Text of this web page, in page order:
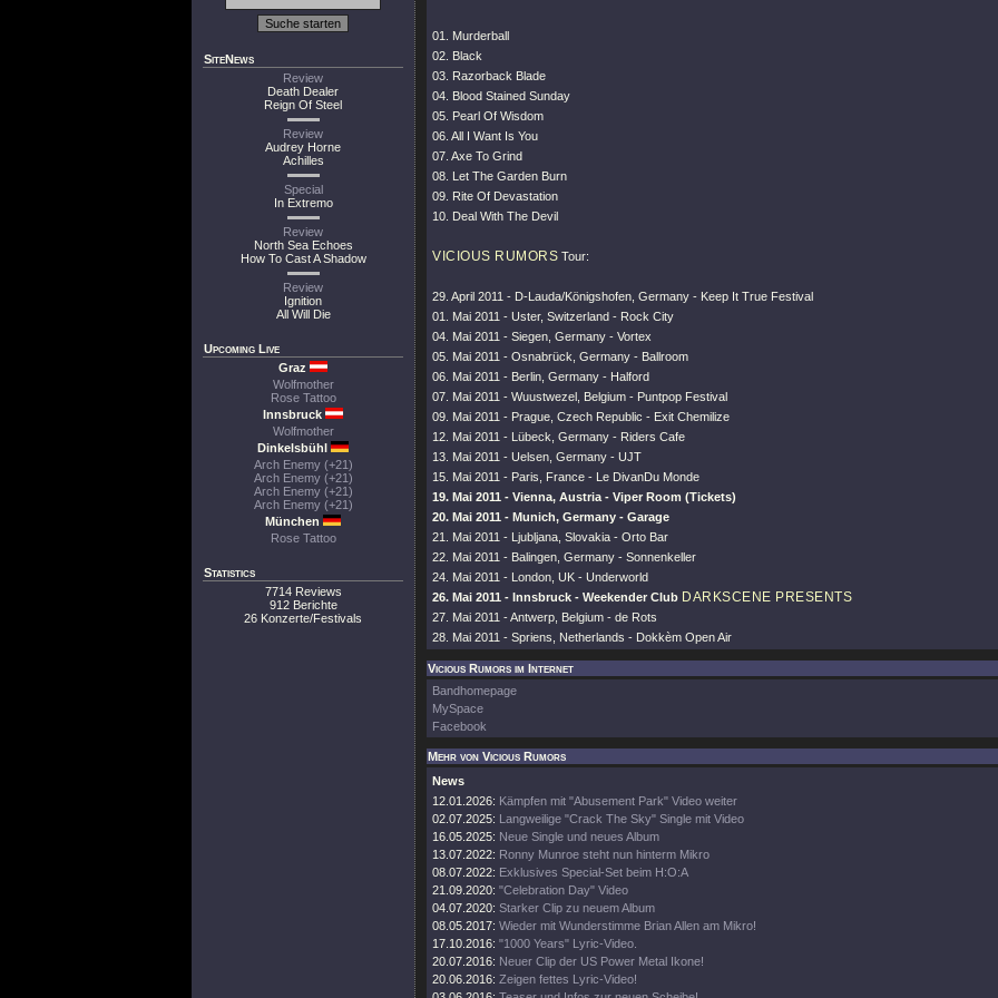
SiteNews
Review
Death Dealer
Reign Of Steel
Review
Audrey Horne
Achilles
Special
In Extremo
Review
North Sea Echoes
How To Cast A Shadow
Review
Ignition
All Will Die
Upcoming Live
Graz
Wolfmother
Rose Tattoo
Innsbruck
Wolfmother
Dinkelsbühl
Arch Enemy (+21)
Arch Enemy (+21)
Arch Enemy (+21)
Arch Enemy (+21)
München
Rose Tattoo
Statistics
7714 Reviews
912 Berichte
26 Konzerte/Festivals
01. Murderball
02. Black
03. Razorback Blade
04. Blood Stained Sunday
05. Pearl Of Wisdom
06. All I Want Is You
07. Axe To Grind
08. Let The Garden Burn
09. Rite Of Devastation
10. Deal With The Devil
VICIOUS RUMORS Tour:
29. April 2011 - D-Lauda/Königshofen, Germany - Keep It True Festival
01. Mai 2011 - Uster, Switzerland - Rock City
04. Mai 2011 - Siegen, Germany - Vortex
05. Mai 2011 - Osnabrück, Germany - Ballroom
06. Mai 2011 - Berlin, Germany - Halford
07. Mai 2011 - Wuustwezel, Belgium - Puntpop Festival
09. Mai 2011 - Prague, Czech Republic - Exit Chemilize
12. Mai 2011 - Lübeck, Germany - Riders Cafe
13. Mai 2011 - Uelsen, Germany - UJT
15. Mai 2011 - Paris, France - Le DivanDu Monde
19. Mai 2011 - Vienna, Austria - Viper Room (Tickets)
20. Mai 2011 - Munich, Germany - Garage
21. Mai 2011 - Ljubljana, Slovakia - Orto Bar
22. Mai 2011 - Balingen, Germany - Sonnenkeller
24. Mai 2011 - London, UK - Underworld
26. Mai 2011 - Innsbruck - Weekender Club DARKSCENE PRESENTS
27. Mai 2011 - Antwerp, Belgium - de Rots
28. Mai 2011 - Spriens, Netherlands - Dokkèm Open Air
Vicious Rumors im Internet
Bandhomepage
MySpace
Facebook
Mehr von Vicious Rumors
News
12.01.2026: Kämpfen mit "Abusement Park" Video weiter
02.07.2025: Langweilige "Crack The Sky" Single mit Video
16.05.2025: Neue Single und neues Album
13.07.2022: Ronny Munroe steht nun hinterm Mikro
08.07.2022: Exklusives Special-Set beim H:O:A
21.09.2020: "Celebration Day" Video
04.07.2020: Starker Clip zu neuem Album
08.05.2017: Wieder mit Wunderstimme Brian Allen am Mikro!
17.10.2016: "1000 Years" Lyric-Video.
20.07.2016: Neuer Clip der US Power Metal Ikone!
20.06.2016: Zeigen fettes Lyric-Video!